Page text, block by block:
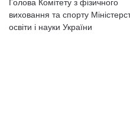
Голова Комітету з фізичного
виховання та спорту
освіти і науки